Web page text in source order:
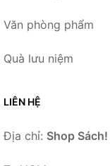
Văn phòng phẩm
Quà lưu niệm
LIÊN HỆ
Địa chỉ: Shop Sách!